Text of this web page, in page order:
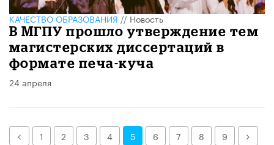
КАЧЕСТВО ОБРАЗОВАНИЯ//Новость
В МГПУ прошло утверждение тем
магистерских диссертаций в
формате печа-куча
24 апреля
Назад1 2 3 4 5 6 7 8 9 Далее